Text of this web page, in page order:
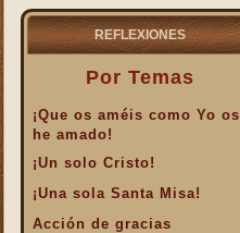
REFLEXIONES
Por Temas
¡Que os améis como Yo os
he amado!
¡Un solo Cristo!
¡Una sola Santa Misa!
Acción de gracias